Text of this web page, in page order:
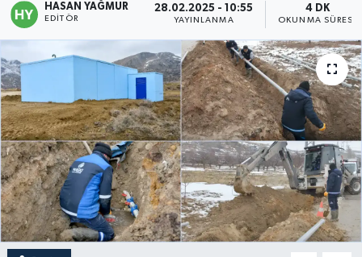
HASAN YAĞMUR
EDITÖR
28.02.2025 - 10:55
YAYINLANMA
4 DK
OKUNMA SÜRESI
Kültür & Sanat
Sağlık
Spor
Teknoloji
Son Dakika Haberleri